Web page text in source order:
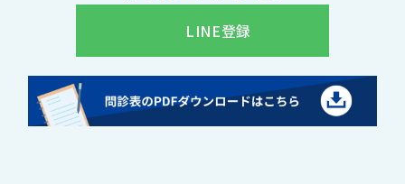
LINE登録